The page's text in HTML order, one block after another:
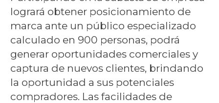
logrará obtener posicionamiento de
marca ante un público especializado
calculado en 900 personas, podrá
generar oportunidades comerciales y
captura de nuevos clientes, brindando
la oportunidad a sus potenciales
compradores. Las facilidades de